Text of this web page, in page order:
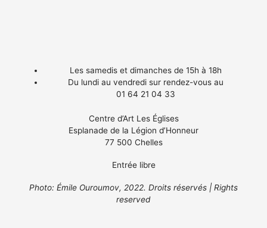
Les samedis et dimanches de 15h à 18h
Du lundi au vendredi sur rendez-vous au
01 64 21 04 33
Centre d’Art Les Églises
Esplanade de la Légion d’Honneur
77 500 Chelles
Entrée libre
Photo: Émile Ouroumov, 2022. Droits réservés | Rights
reserved